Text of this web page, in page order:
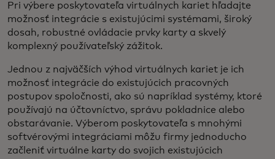
Pri výbere poskytovateľa virtuálnych kariet hľadajte
možnosť integrácie s existujúcimi systémami, široký
dosah, robustné ovládacie prvky karty a skvelý
komplexný používateľský zážitok.
Jednou z najväčších výhod virtuálnych kariet je ich
možnosť integrácie do existujúcich pracovných
postupov spoločnosti, ako sú napríklad systémy, ktoré
používajú na účtovníctvo, správu pokladnice alebo
obstarávanie. Výberom poskytovateľa s mnohými
softvérovými integráciami môžu firmy jednoducho
začleniť virtuálne karty do svojich existujúcich